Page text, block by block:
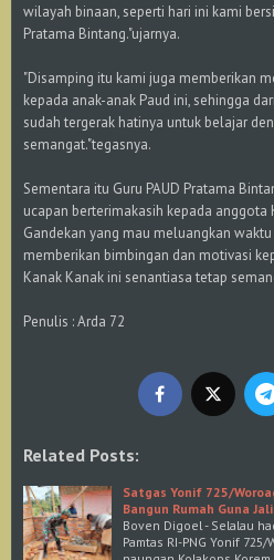
wilayah binaan, seperti hari ini kami
Pratama Bintang."ujarnya.
"Disamping itu kami juga memberikan
kepada anak-anak Paud ini, sehingga
sudah tergerak hatinya untuk belajar
semangat."tegasnya.
Sementara itu Guru PAUD Pratama
ucapan berterimakasih kepada
Gandekan yang mau meluangkan
memberikan bimbingan dan motivasi
Kanak Kanak ini senantiasa tetap
Penulis : Arda 72
Related Posts:
Satgas Yonif 725/
Bangun Rumah Guna
Boven Digoel - Selalau
Pamtas RI-PNG Yonif